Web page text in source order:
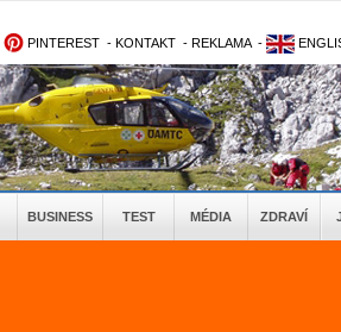
PINTEREST - KONTAKT - REKLAMA -
BUSINESS TEST MÉDIA ZDRAVÍ